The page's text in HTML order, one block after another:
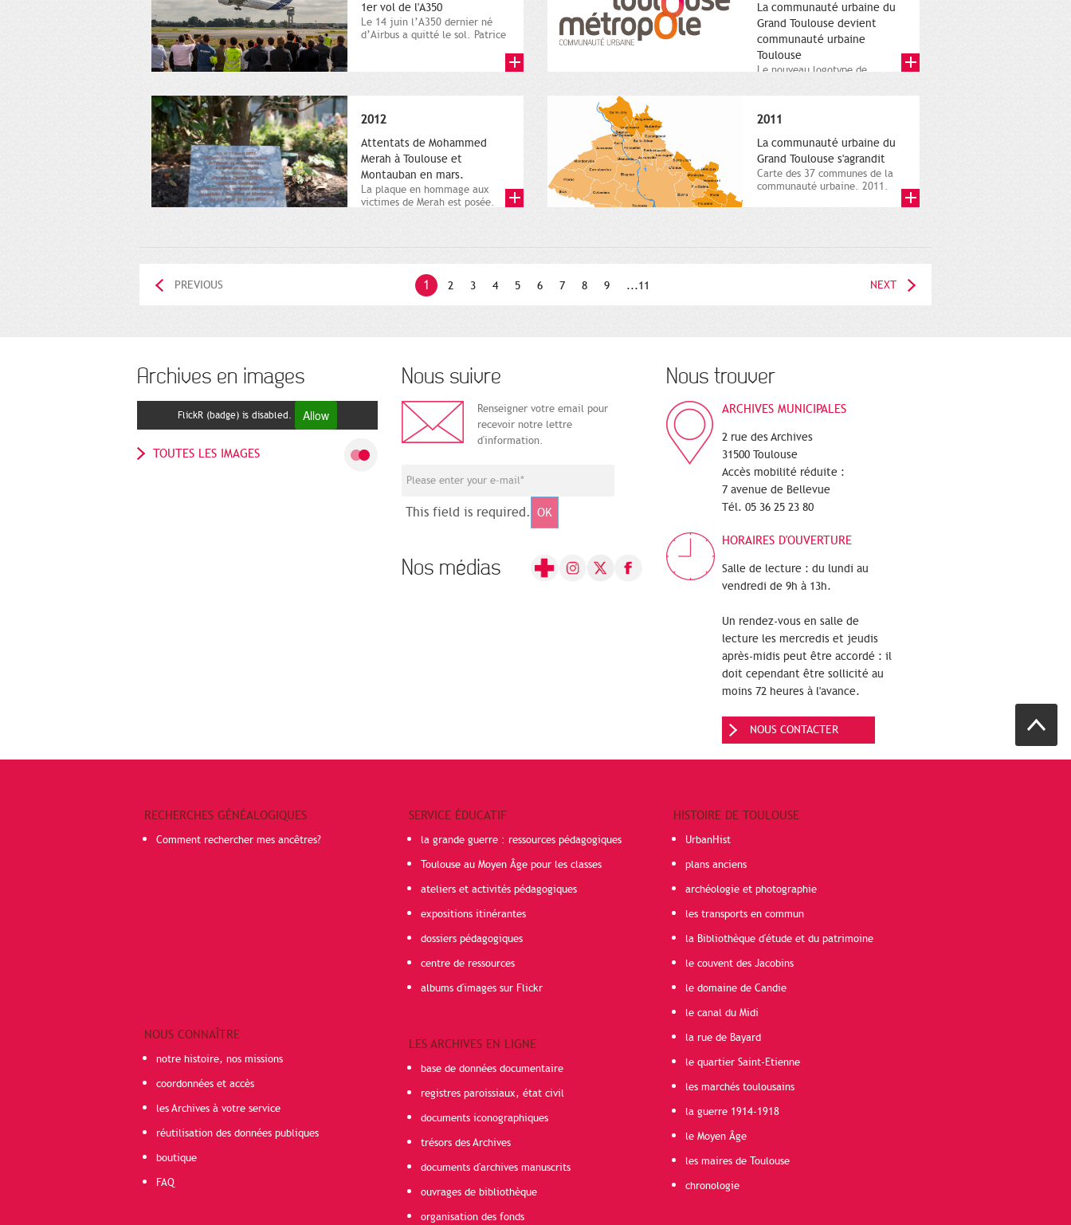
1er vol de l'A350
Le 14 juin l’A350 dernier né
d’Airbus a quitté le sol. Patrice
La communauté urbaine du
Grand Toulouse devient
communauté urbaine
Toulouse
Le nouveau logotype de
représentant l'anneau de
2012
Attentats de Mohammed
Merah à Toulouse et
Montauban en mars.
La plaque en hommage aux
victimes de Merah est posée.
2011
La communauté urbaine du
Grand Toulouse s'agrandit
Carte des 37 communes de la
communauté urbaine. 2011.
1 2 3 4 5 6 7 8 9 ...11
PREVIOUS NEXT
Archives en images
FlickR (badge) is disabled. Allow
TOUTES LES IMAGES
Nous suivre
Renseigner votre email pour
recevoir notre lettre
d'information.
This field is required. OK
Nos médias
Nous trouver
ARCHIVES MUNICIPALES
2 rue des Archives
31500 Toulouse
Accès mobilité réduite :
7 avenue de Bellevue
Tél. 05 36 25 23 80
HORAIRES D'OUVERTURE
Salle de lecture : du lundi au
vendredi de 9h à 13h.
Un rendez-vous en salle de
lecture les mercredis et jeudis
après-midis peut être accordé : il
doit cependant être sollicité au
moins 72 heures à l'avance.
NOUS CONTACTER
RECHERCHES GÉNÉALOGIQUES
Comment rechercher mes ancêtres?
NOUS CONNAÎTRE
notre histoire, nos missions
coordonnées et accès
les Archives à votre service
réutilisation des données publiques
boutique
FAQ
SERVICE ÉDUCATIF
la grande guerre : ressources pédagogiques
Toulouse au Moyen Âge pour les classes
ateliers et activités pédagogiques
expositions itinérantes
dossiers pédagogiques
centre de ressources
albums d'images sur Flickr
LES ARCHIVES EN LIGNE
base de données documentaire
registres paroissiaux, état civil
documents iconographiques
trésors des Archives
documents d'archives manuscrits
ouvrages de bibliothèque
organisation des fonds
HISTOIRE DE TOULOUSE
UrbanHist
plans anciens
archéologie et photographie
les transports en commun
la Bibliothèque d'étude et du patrimoine
le couvent des Jacobins
le domaine de Candie
le canal du Midi
la rue de Bayard
le quartier Saint-Etienne
les marchés toulousains
la guerre 1914-1918
le Moyen Âge
les maires de Toulouse
chronologie